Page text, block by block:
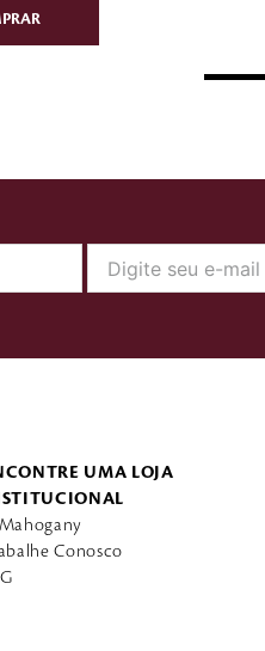
UMA LOJA
Conosco